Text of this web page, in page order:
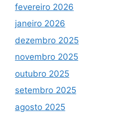
fevereiro 2026
janeiro 2026
dezembro 2025
novembro 2025
outubro 2025
setembro 2025
agosto 2025